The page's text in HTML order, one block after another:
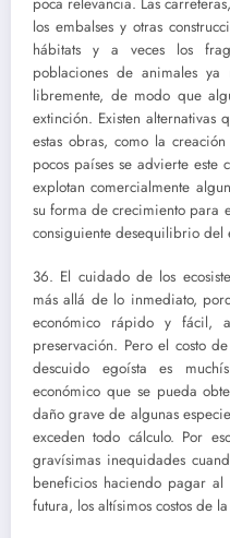
los embalses y otras
hábitats y a veces los
poblaciones de animales
libremente, de modo que
extinción. Existen
estas obras, como la
pocos países se advierte este
explotan comercialmente
su forma de crecimiento para
consiguiente desequilibrio del
36. El cuidado de los
más allá de lo inmediato,
económico rápido y fácil,
preservación. Pero el costo
descuido egoísta es
económico que se pueda
daño grave de algunas
exceden todo cálculo. Por
gravísimas inequidades
beneficios haciendo pagar
futura, los altísimos costos de